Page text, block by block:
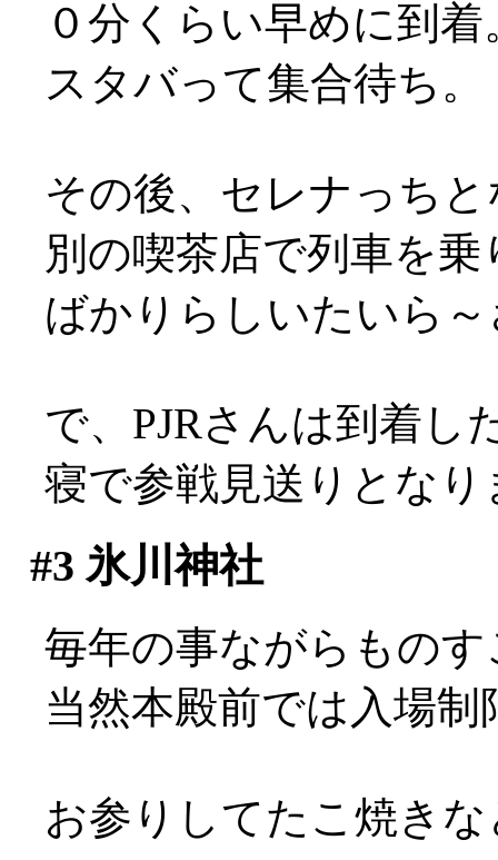
０分くらい早めに到着
スタバって集合待ち。
その後、セレナっち
別の喫茶店で列車を
ばかりらしいたいら
で、PJRさんは到着し
寝で参戦見送りとなり
#3 氷川神社
毎年の事ながらもの
当然本殿前では入場
お参りしてたこ焼き